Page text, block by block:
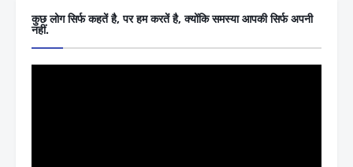
कुछ लोग सिर्फ कहतें है, पर हम करतें है, क्योंकि समस्या आपकी सिर्फ अपनी
नहीं.